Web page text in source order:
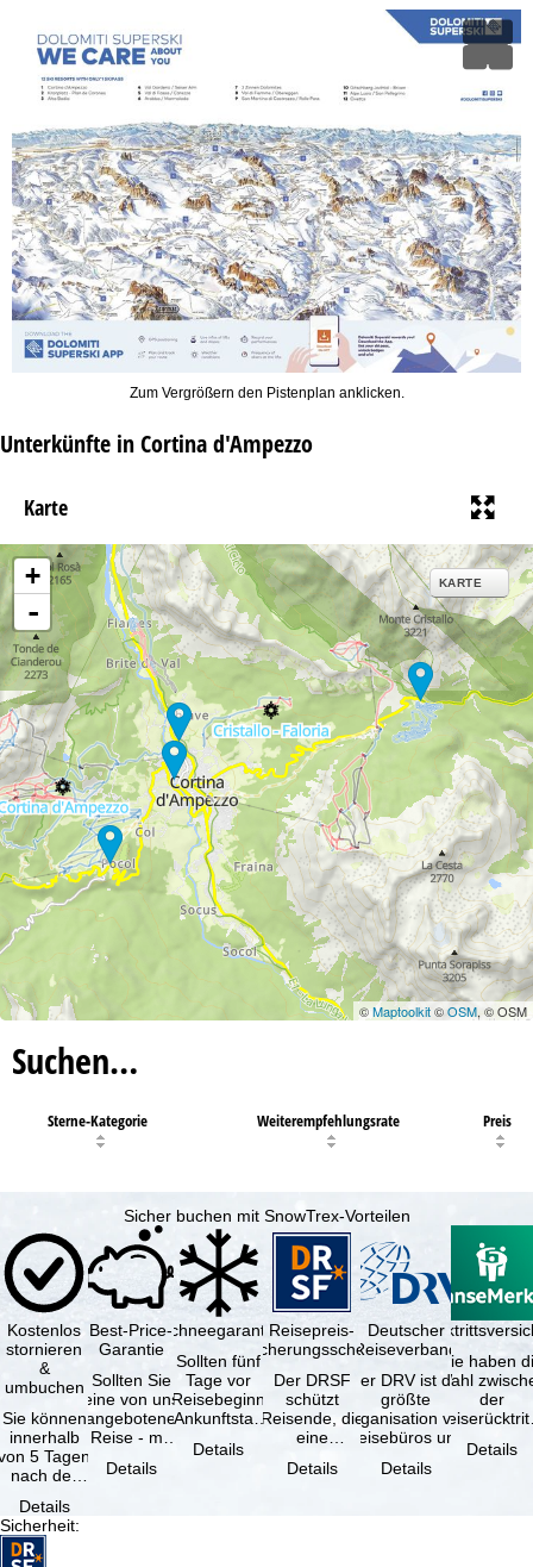
Zum Vergrößern den Pistenplan anklicken.
Unterkünfte in Cortina d'Ampezzo
Karte
+
-
KARTE
©Maptoolkit©OSM, © OSM
Suchen…
Sterne-Kategorie Weiterempfehlungsrate Preis
Sicher buchen mit SnowTrex-Vorteilen
Kostenlos
stornieren
&
umbuchen
Sie können
innerhalb
5 Tagen
nach der
kostenfrei
…
Details
Best-Price-
Garantie
Sollten Sie
eine von uns
angebotene
Reise - mit
Verfügbarkeit
Details
Schneegarantie
Sollten fünf
Tage vor
Reisebeginn
(Ankunftstag)
Schneemangel
Details
Reisepreis-
Sicherungsschein
Der DRSF
schützt
Reisende, die
eine
oder
Details
Deutscher
Reiseverband
Der DRV ist die
größte
Organisation von
Reisebüros und
Reiseveranstaltern
in …
Details
Sie haben
Wahl
der
(inklusive
Details
Sicherheit: